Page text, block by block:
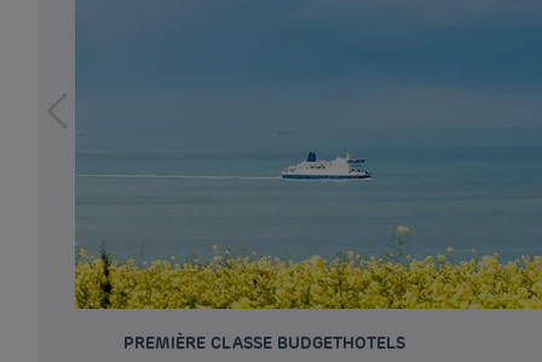
PREMIÈRE CLASSE BUDGETHOTELS